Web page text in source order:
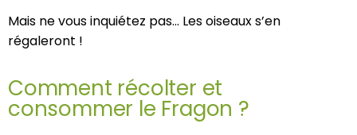
Mais ne vous inquiétez pas… Les oiseaux s’en
régaleront !
Comment récolter et
consommer le Fragon ?